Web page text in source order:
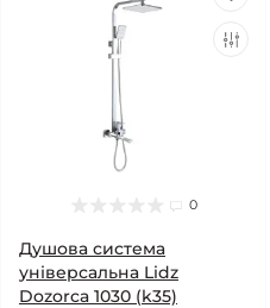
0
Душова система
універсальна Lidz
Dozorca 1030 (k35)